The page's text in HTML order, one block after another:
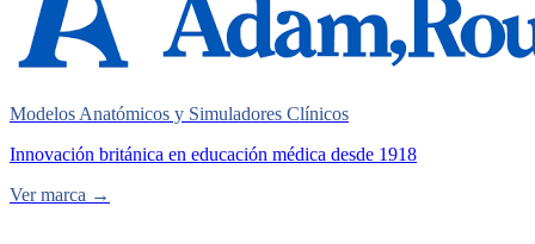
Modelos Anatómicos y Simuladores Clínicos
Innovación británica en educación médica desde 1918
Ver marca →